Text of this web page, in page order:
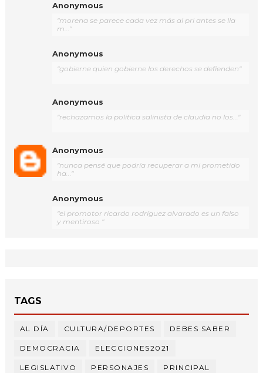
Anonymous
"morena se parece cada vez más al pri antes se lla
m..."
Anonymous
"gobierne quien gobierne los derechos se defienden"
Anonymous
"rechazamos la política salinista de claudia no los..."
Anonymous
"nunca pensé que podría recuperar a mi prometido
ha..."
Anonymous
"el promotor ricardo rodríguez alvarado es un falso
y mentiroso "
TAGS
AL DÍA CULTURA/DEPORTES DEBES SABER
DEMOCRACIA ELECCIONES2021
LEGISLATIVO PERSONAJES PRINCIPAL